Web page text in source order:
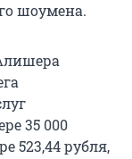
шоумена.
35 000
523,44 рубля,